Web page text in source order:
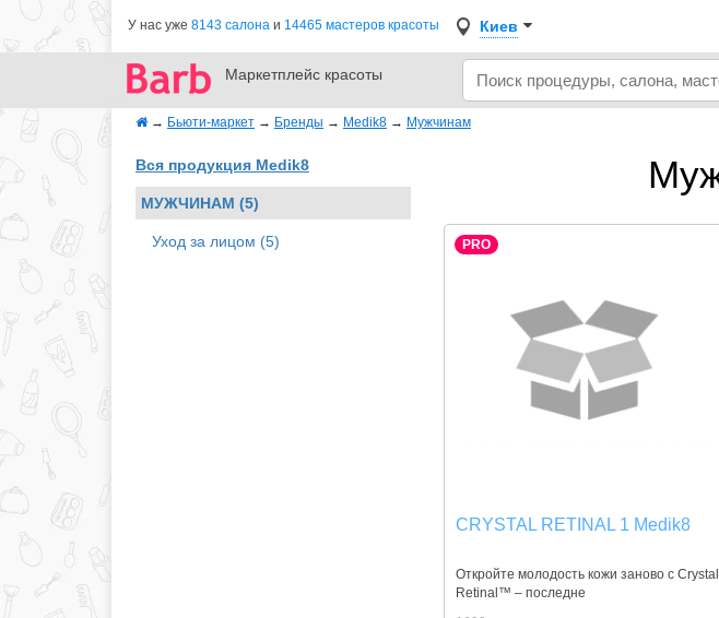
У нас уже 8143 салона и 14465 мастеров красоты Киев
Маркетплейс красоты
→ Бьюти-маркет → Бренды → Medik8 → Мужчинам
Вся продукция Medik8
МУЖЧИНАМ (5)
Уход за лицом (5) PRO
CRYSTAL RETINAL 1 Medik8
Откройте молодость кожи заново с Crystal
Retinal™ – последне